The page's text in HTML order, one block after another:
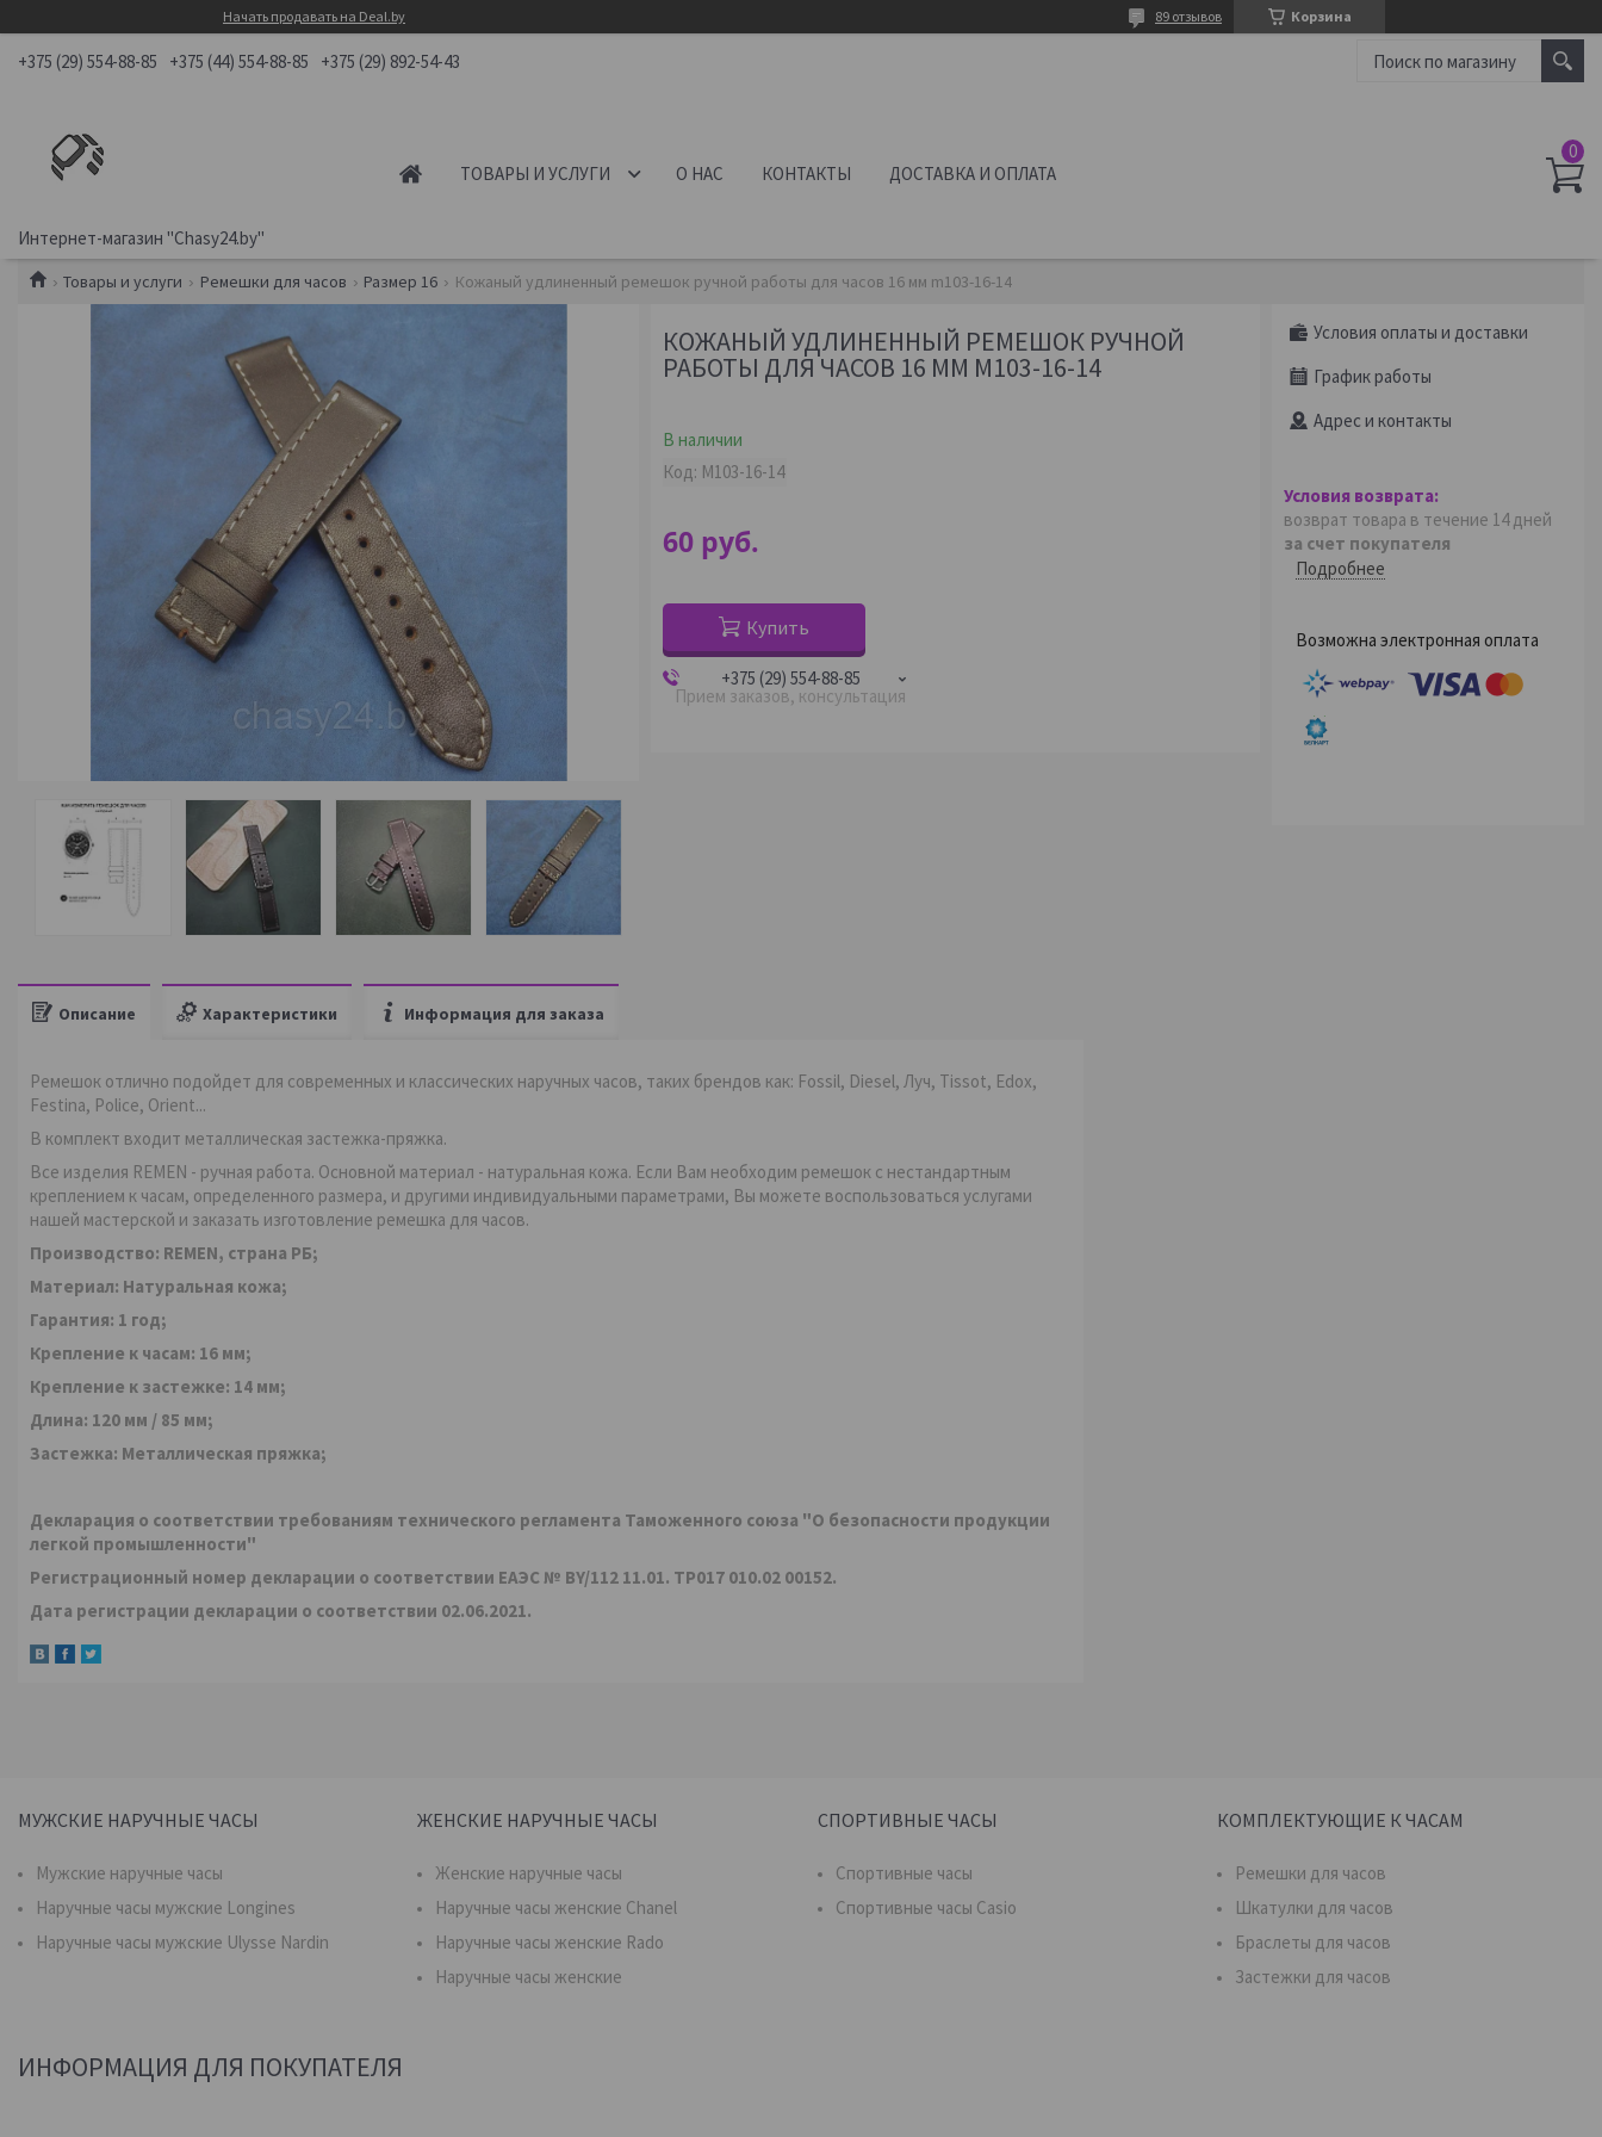
Начать продавать на Deal.by Корзина
89 отзывов
+375 (29) 554-88-85 +375 (44) 554-88-85 +375 (29) 892-54-43
Интернет-магазин "Chasy24.by"
ТОВАРЫ И УСЛУГИ О НАС КОНТАКТЫ ДОСТАВКА И ОПЛАТА
Товары и услуги Ремешки для часов Размер 16 Кожаный удлиненный ремешок ручной работы для часов 16 мм m103-16-14
КОЖАНЫЙ УДЛИНЕННЫЙ РЕМЕШОК РУЧНОЙ
РАБОТЫ ДЛЯ ЧАСОВ 16 ММ M103-16-14
В наличии
Код: M103-16-14
60 руб.
Купить
+375 (29) 554-88-85
Прием заказов, консультация
Условия оплаты и доставки
График работы
Адрес и контакты
возврат товара в течение 14 дней
за счет покупателя
Подробнее
Описание Характеристики Информация для заказа
Ремешок отлично подойдет для современных и классических наручных часов, таких брендов как: Fossil, Diesel, Луч, Tissot, Edox,
Festina, Police, Orient...
В комплект входит металлическая застежка-пряжка.
Все изделия REMEN - ручная работа. Основной материал - натуральная кожа. Если Вам необходим ремешок с нестандартным
креплением к часам, определенного размера, и другими индивидуальными параметрами, Вы можете воспользоваться услугами
нашей мастерской и заказать изготовление ремешка для часов.
Производство: REMEN, страна РБ;
Материал: Натуральная кожа;
Гарантия: 1 год;
Крепление к часам: 16 мм;
Крепление к застежке: 14 мм;
Длина: 120 мм / 85 мм;
Застежка: Металлическая пряжка;
Декларация о соответствии требованиям технического регламента Таможенного союза "О безопасности продукции
легкой промышленности"
Регистрационный номер декларации о соответствии ЕАЭС № BY/112 11.01. ТР017 010.02 00152.
Дата регистрации декларации о соответствии 02.06.2021.
МУЖСКИЕ НАРУЧНЫЕ ЧАСЫ
Мужские наручные часы
Наручные часы мужские Longines
Наручные часы мужские Ulysse Nardin
ЖЕНСКИЕ НАРУЧНЫЕ ЧАСЫ
Женские наручные часы
Наручные часы женские Chanel
Наручные часы женские Rado
Наручные часы женские
СПОРТИВНЫЕ ЧАСЫ
Спортивные часы
Спортивные часы Casio
КОМПЛЕКТУЮЩИЕ К ЧАСАМ
Ремешки для часов
Шкатулки для часов
Браслеты для часов
Застежки для часов
ИНФОРМАЦИЯ ДЛЯ ПОКУПАТЕЛЯ